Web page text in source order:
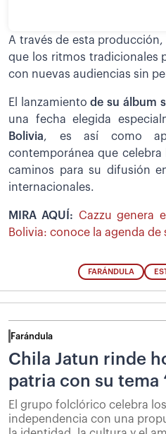
A través de esta
que los ritmos tradicionales
con nuevas audiencias sin
El lanzamientode su álbum
una fecha elegida
Bolivia, es así como
contemporánea que
caminos para su difusión
internacionales.
MIRA AQUÍ: Cazzu genera
Bolivia: conoce la agenda de
FARÁNDULA
Farándula
Chila Jatun rinde
patria con su tema
El grupo folclórico celebra
independencia con una